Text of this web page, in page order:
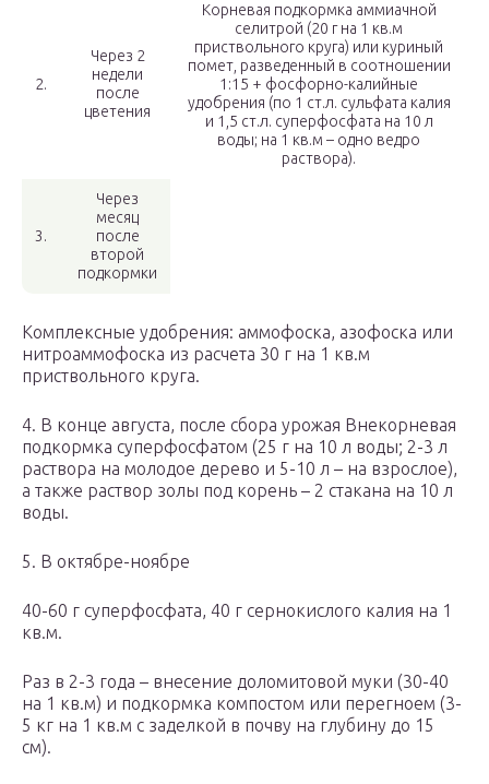
2.
Через 2
недели
после
цветения
Корневая подкормка аммиачной
селитрой (20 г на 1 кв.м
приствольного круга) или куриный
помет, разведенный в соотношении
1:15 + фосфорно-калийные
удобрения (по 1 ст.л. сульфата калия
и 1,5 ст.л. суперфосфата на 10 л
воды; на 1 кв.м – одно ведро
раствора).
3.
Через
месяц
после
второй
подкормки
Комплексные удобрения: аммофоска, азофоска или
нитроаммофоска из расчета 30 г на 1 кв.м
приствольного круга.
4. В конце августа, после сбора урожая Внекорневая
подкормка суперфосфатом (25 г на 10 л воды; 2-3 л
раствора на молодое дерево и 5-10 л – на взрослое),
а также раствор золы под корень – 2 стакана на 10 л
воды.
5. В октябре-ноябре
40-60 г суперфосфата, 40 г сернокислого калия на 1
кв.м.
Раз в 2-3 года – внесение доломитовой муки (30-40
на 1 кв.м) и подкормка компостом или перегноем (3-
5 кг на 1 кв.м с заделкой в почву на глубину до 15
см).